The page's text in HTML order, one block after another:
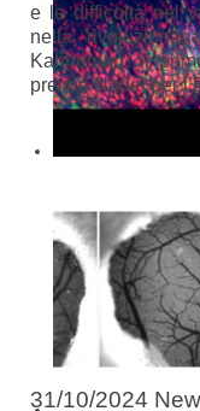
e le difficoltà nel
nella
Kahneman, il
premio Nobel per
31/10/2024